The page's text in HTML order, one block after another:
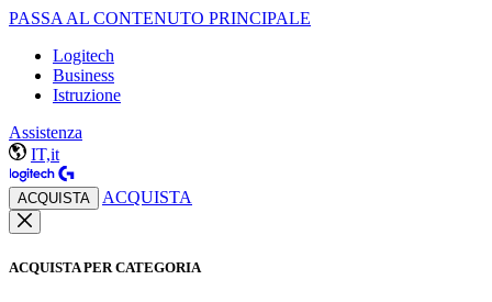
PASSA AL CONTENUTO PRINCIPALE
Logitech
Business
Istruzione
Assistenza
IT,it
ACQUISTA ACQUISTA
ACQUISTA PER CATEGORIA